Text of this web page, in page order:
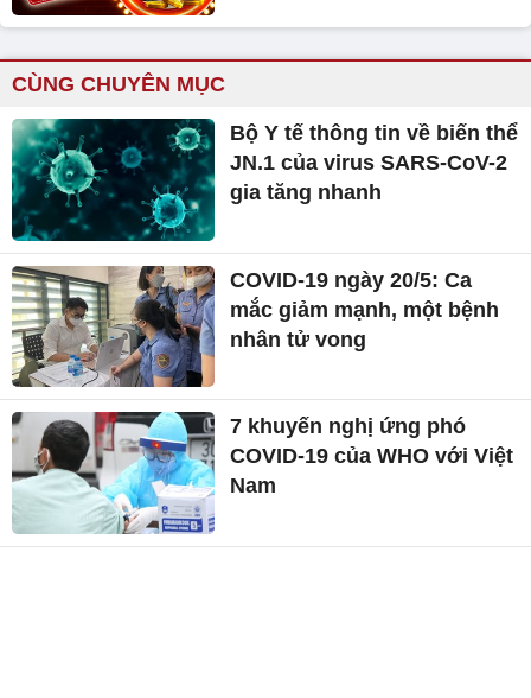
CÙNG CHUYÊN MỤC
Bộ Y tế thông tin về biến thể
JN.1 của virus SARS-CoV-2
gia tăng nhanh
COVID-19 ngày 20/5: Ca
mắc giảm mạnh, một bệnh
nhân tử vong
7 khuyến nghị ứng phó
COVID-19 của WHO với Việt
Nam